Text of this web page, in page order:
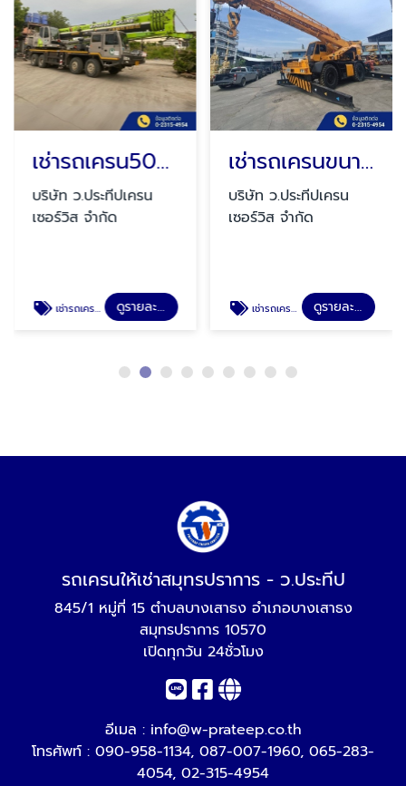
เช่ารถเครน50ตัน
บริษัท ว.ประทีปเครน
เซอร์วิส จำกัด
เช่ารถเครน55ตัน ดูรายละเอียด
เช่ารถเครนขนาดเล็ก
บริษัท ว.ประทีปเครน
เซอร์วิส จำกัด
เช่ารถเครนขนาดเล็ก ดูรายละเอียด
รถเครนให้เช่าสมุทรปราการ - ว.ประทีป
845/1 หมู่ที่ 15 ตำบลบางเสาธง อำเภอบางเสาธง
สมุทรปราการ 10570
เปิดทุกวัน 24ชั่วโมง
อีเมล : info@w-prateep.co.th
โทรศัพท์ : 090-958-1134, 087-007-1960, 065-283-
4054, 02-315-4954